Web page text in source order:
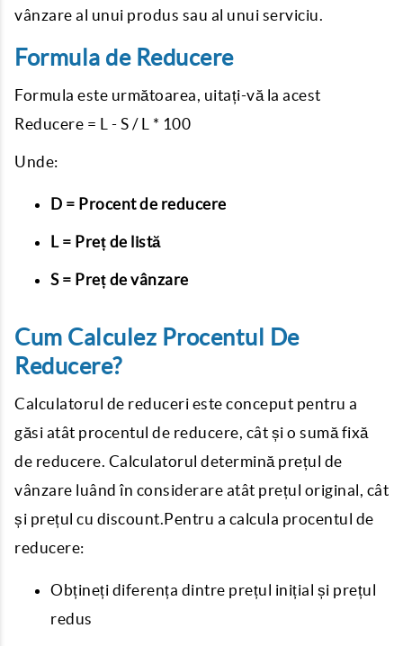
vânzare al unui produs sau al unui serviciu.
Formula de Reducere
Formula este următoarea, uitați-vă la acest
Reducere = L - S / L * 100
Unde:
D = Procent de reducere
L = Preț de listă
S = Preț de vânzare
Cum Calculez Procentul De
Reducere?
Calculatorul de reduceri este conceput pentru a
găsi atât procentul de reducere, cât și o sumă fixă ​​
de reducere. Calculatorul determină prețul de
vânzare luând în considerare atât prețul original, cât
și prețul cu discount.Pentru a calcula procentul de
reducere:
Obțineți diferența dintre prețul inițial și prețul
redus